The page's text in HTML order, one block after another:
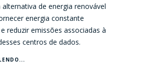
de energia renovável
energia constante
reduzir emissões associadas à
centros de dados.